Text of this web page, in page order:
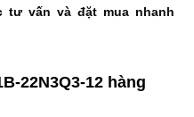
tư vấn và đặt mua nhanh
22N3Q3-12 hàng